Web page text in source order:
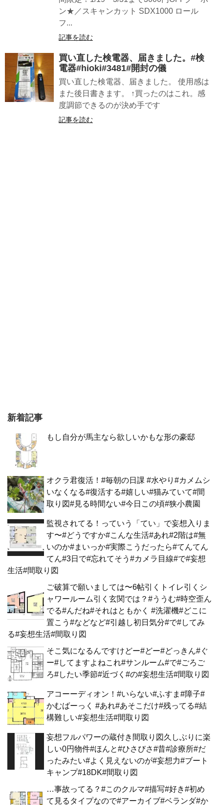
ン★／スキャンカット SDX1000 ロール
フ...
記事を読む
買い直した検電器、届きました。#検
電器#hioki#3481#開封の儀
買い直した検電器、届きました。 使用感は
また後日書きます。 ↑買ったのはこれ。感
度調節できるのが決め手です
記事を読む
新着記事
もし自分が馬主なら欲しいかもな形の豪邸
オクラ君復活！#毎朝の日課 #水やり#カメムシ
いなくなる#復活する#嬉しい#猫みていて#間
取り図#見る時間ない#今日この頃#狭小農園
監視されてる！っていう「てい」で妄想入りま
す〜#どうですか#こんな生活#あれ#2階は#無
いのか#まいっか#実際こうだったら#てんてん
てん#3日で#忘れてそう#カメラ目線#で#妄想
生活#間取り図
ご破算で願いましては〜6帖引くトイレ引くシ
ャワールーム引く玄関では？#ううむ#時空歪ん
でる#んだね#それはともかく #洗濯機#どこに
置こう#などなど#引越し初日気分#で#してみ
る#妄想生活#間取り図
そこ気になるんですけどー#どー#どっきん#ぐ
ー#してますよねこれ#サンルーム#で#ごろご
ろ#したい季節#近づく#の#妄想生活#間取り図
アコーーディオン！#いらない#ふすま#障子#
かむばーっく #あれ#あそこだけ#残ってる#結
構難しい#妄想生活#間取り図
妄想フルパワーの蔵付き間取り図久しぶりに楽
しい0円物件#ほんと#ひさびさ#昔#診療所#だ
ったみたい#よく見えないのが#妄想力#ブート
キャンプ#18DK#間取り図
…事故ってる？#このクルマ#描写#好き#初め
て見るタイプなので#アーカイブ#ベランダ#か